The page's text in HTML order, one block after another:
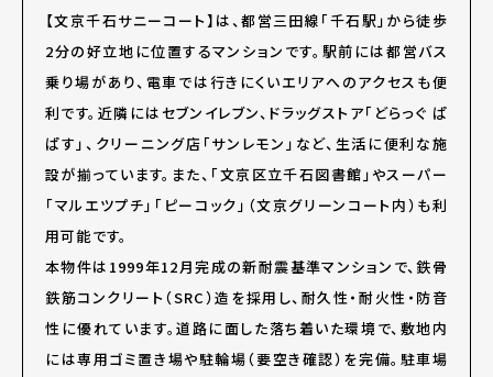
【文京千石サニーコート】は、都営三田線「千石駅」から徒歩
2分の好立地に位置するマンションです。駅前には都営バス
乗り場があり、電車では行きにくいエリアへのアクセスも便
利です。近隣にはセブンイレブン、ドラッグストア「どらっぐ ぱ
ぱす」、クリーニング店「サンレモン」など、生活に便利な施
設が揃っています。また、「文京区立千石図書館」やスーパー
「マルエツプチ」「ピーコック」（文京グリーンコート内）も利
用可能です。
本物件は1999年12月完成の新耐震基準マンションで、鉄骨
鉄筋コンクリート（SRC）造を採用し、耐久性・耐火性・防音
性に優れています。道路に面した落ち着いた環境で、敷地内
には専用ゴミ置き場や駐輪場（要空き確認）を完備。駐車場